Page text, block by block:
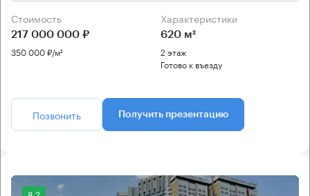
Стоимость
217 000 000 ₽
350 000 ₽/м²
Характеристики
620 м²
2 этаж
Готово к въезду
Позвонить Получить презентацию